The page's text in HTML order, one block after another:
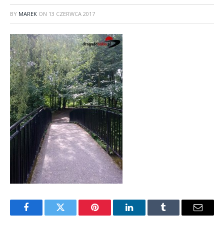
BY MAREK ON 13 CZERWCA 2017
FacebookTwitter Pinterest LinkedInTumblr Email